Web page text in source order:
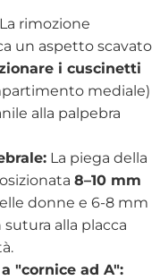
La rimozione
un aspetto scavato
i cuscinetti
mediale)
alla palpebra
La piega della
8–10 mm
donne e 6-8 mm
alla placca
"cornice ad A":